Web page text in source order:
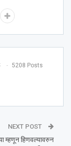
5208 Posts
NEXT POST
म्हणून हिणवल्यावरुन